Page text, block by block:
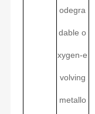
odegra
dable o
xygen-e
volving
metallo